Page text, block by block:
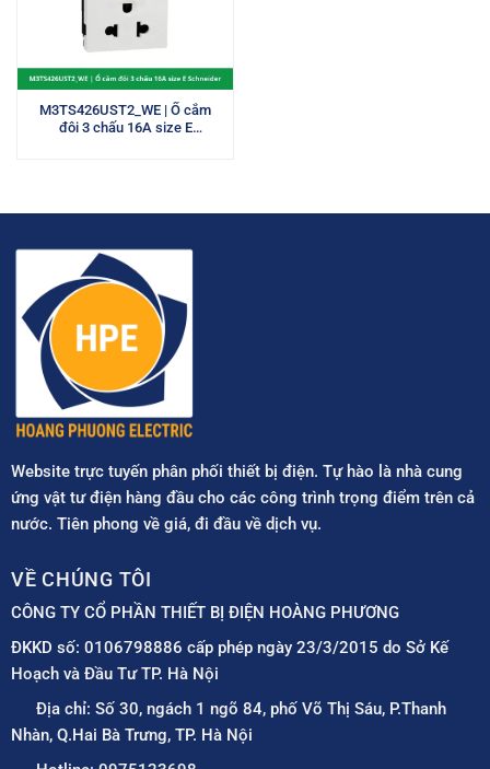
M3TS426UST2_WE | Ổ cắm
đôi 3 chấu 16A size E
Website trực tuyến phân phối thiết bị điện. Tự hào là nhà cung
ứng vật tư điện hàng đầu cho các công trình trọng điểm trên cả
nước. Tiên phong về giá, đi đầu về dịch vụ.
VỀ CHÚNG TÔI
CÔNG TY CỔ PHẦN THIẾT BỊ ĐIỆN HOÀNG PHƯƠNG
ĐKKD số: 0106798886 cấp phép ngày 23/3/2015 do Sở Kế
Hoạch và Đầu Tư TP. Hà Nội
Địa chỉ: Số 30, ngách 1 ngõ 84, phố Võ Thị Sáu, P.Thanh
Nhàn, Q.Hai Bà Trưng, TP. Hà Nội